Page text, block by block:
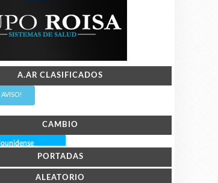
A.AR CLASIFICADOS
CAMBIO
PORTADAS
ALEATORIO